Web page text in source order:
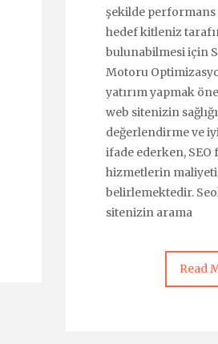
şekilde performans
hedef kitleniz
bulunabilmesi için
Motoru
yatırım yapmak
web sitenizin
değerlendirme ve
ifade ederken, SEO
hizmetlerin
belirlemektedir.
sitenizin arama
Read